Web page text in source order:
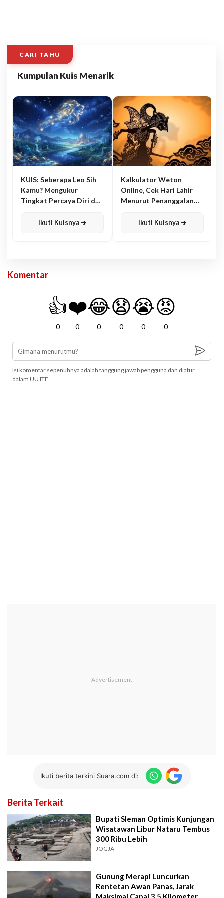
CARI TAHU
Kumpulan Kuis Menarik
KUIS: Seberapa Leo Sih
Kamu? Mengukur
Tingkat Percaya Diri dan
Ikuti Kuisnya ➔
Kalkulator Weton
Online, Cek Hari Lahir
Menurut Penanggalan
Ikuti Kuisnya ➔
Komentar
👍
0
❤️
0
😂
0
😧
0
😭
0
😡
0
Isi komentar sepenuhnya adalah tanggung jawab pengguna dan diatur
dalam UU ITE
Ikuti berita terkini Suara.com di:
Berita Terkait
Bupati Sleman Optimis Kunjungan
Wisatawan Libur Nataru Tembus
300 Ribu Lebih
JOGJA
Gunung Merapi Luncurkan
Rentetan Awan Panas, Jarak